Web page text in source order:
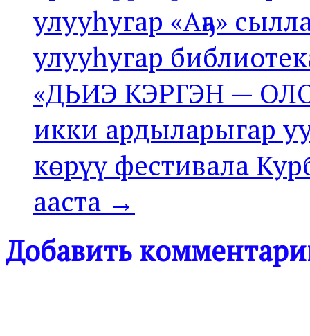
улууһугар «Аҕа»
улууһугар
«ДЬИЭ КЭРГЭН —
икки ардыларыгар
көрүү фестивала
ааста →
Добавить